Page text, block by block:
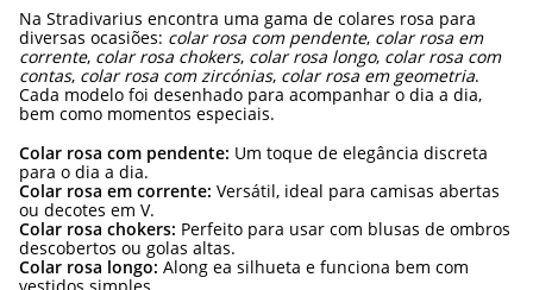
Na Stradivarius encontra uma gama de colares rosa para
diversas ocasiões: colar rosa com pendente, colar rosa em
corrente, colar rosa chokers, colar rosa longo, colar rosa com
contas, colar rosa com zircónias, colar rosa em geometria.
Cada modelo foi desenhado para acompanhar o dia a dia,
bem como momentos especiais.
Colar rosa com pendente: Um toque de elegância discreta
para o dia a dia.
Colar rosa em corrente: Versátil, ideal para camisas abertas
ou decotes em V.
Colar rosa chokers: Perfeito para usar com blusas de ombros
descobertos ou golas altas.
Colar rosa longo: Along ea silhueta e funciona bem com